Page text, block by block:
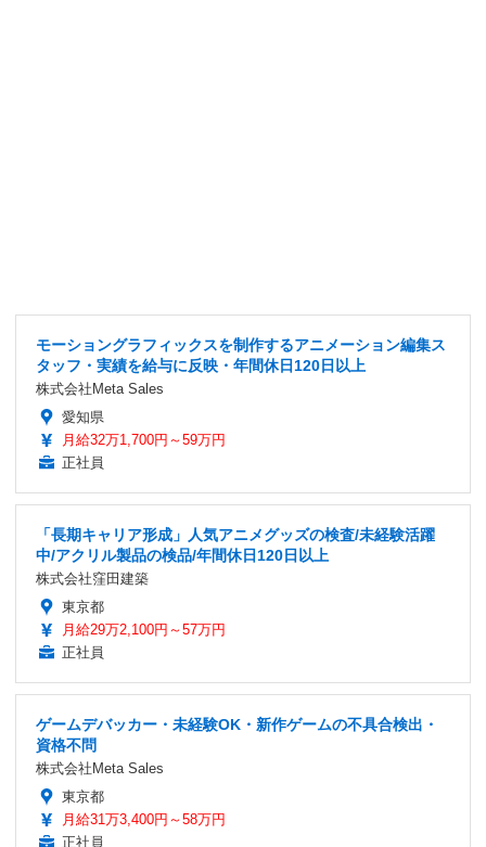
モーショングラフィックスを制作するアニメーション編集ス
タッフ・実績を給与に反映・年間休日120日以上
株式会社Meta Sales
愛知県
月給32万1,700円～59万円
正社員
「長期キャリア形成」人気アニメグッズの検査/未経験活躍
中/アクリル製品の検品/年間休日120日以上
株式会社窪田建築
東京都
月給29万2,100円～57万円
正社員
ゲームデバッカー・未経験OK・新作ゲームの不具合検出・
資格不問
株式会社Meta Sales
東京都
月給31万3,400円～58万円
正社員